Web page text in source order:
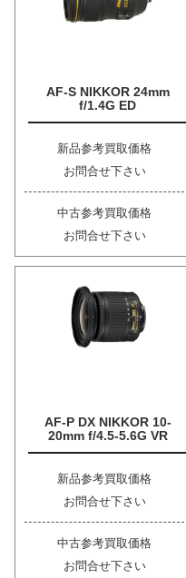
AF-S NIKKOR 24mm
f/1.4G ED
新品参考買取価格
お問合せ下さい
中古参考買取価格
お問合せ下さい
AF-P DX NIKKOR 10-
20mm f/4.5-5.6G VR
新品参考買取価格
お問合せ下さい
中古参考買取価格
お問合せ下さい